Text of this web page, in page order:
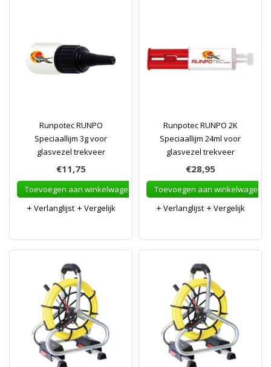
Runpotec RUNPO
Speciaallijm 3g voor
glasvezel trekveer
€11,75
Toevoegen aan winkelwagen
Verlanglijst
Vergelijk
Runpotec RUNPO 2K
Speciaallijm 24ml voor
glasvezel trekveer
€28,95
Toevoegen aan winkelwagen
Verlanglijst
Vergelijk